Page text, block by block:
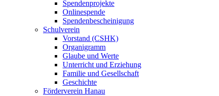
Spendenprojekte
Onlinespende
Spendenbescheinigung
Schulverein
Vorstand (CSHK)
Organigramm
Glaube und Werte
Unterricht und Erziehung
Familie und Gesellschaft
Geschichte
Förderverein Hanau